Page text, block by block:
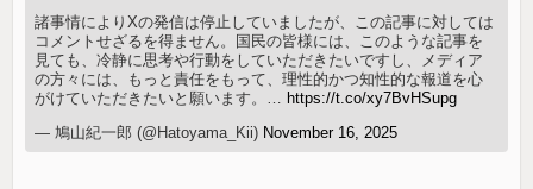
諸事情によりXの発信は停止していましたが、この記事に対しては
コメントせざるを得ません。国民の皆様には、このような記事を
見ても、冷静に思考や行動をしていただきたいですし、メディア
の方々には、もっと責任をもって、理性的かつ知性的な報道を心
がけていただきたいと願います。… https://t.co/xy7BvHSupg
— 鳩山紀一郎 (@Hatoyama_Kii) November 16, 2025